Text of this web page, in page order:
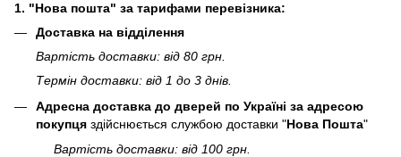
1. "Нова пошта" за тарифами перевізника:
Доставка на відділення
Вартість доставки: від 80 грн.
Термін доставки: від 1 до 3 днів.
Адресна доставка до дверей по Україні за адресою
покупця здійснюється службою доставки "Нова Пошта"
Вартість доставки: від 100 грн.